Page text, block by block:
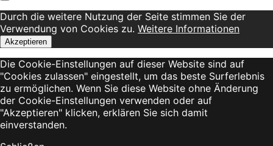
Durch die weitere Nutzung der Seite stimmen Sie der
Verwendung von Cookies zu. Weitere Informationen
Akzeptieren
Die Cookie-Einstellungen auf dieser Website sind auf
"Cookies zulassen" eingestellt, um das beste Surferlebnis
zu ermöglichen. Wenn Sie diese Website ohne Änderung
der Cookie-Einstellungen verwenden oder auf
"Akzeptieren" klicken, erklären Sie sich damit
einverstanden.